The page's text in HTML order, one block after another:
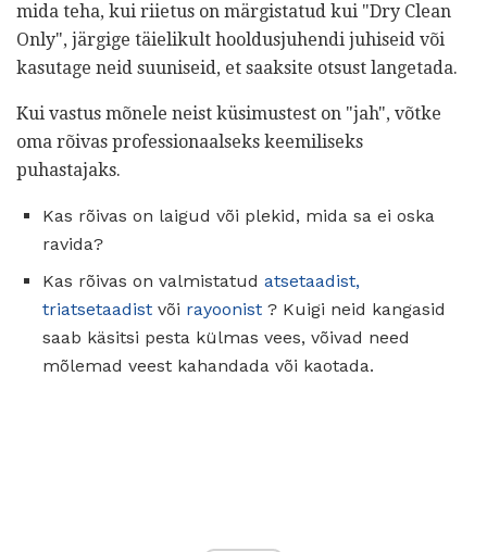
mida teha, kui riietus on märgistatud kui "Dry Clean
Only", järgige täielikult hooldusjuhendi juhiseid või
kasutage neid suuniseid, et saaksite otsust langetada.
Kui vastus mõnele neist küsimustest on "jah", võtke
oma rõivas professionaalseks keemiliseks
puhastajaks.
Kas rõivas on laigud või plekid, mida sa ei oska
ravida?
Kas rõivas on valmistatud atsetaadist,
triatsetaadist või rayoonist ? Kuigi neid kangasid
saab käsitsi pesta külmas vees, võivad need
mõlemad veest kahandada või kaotada.